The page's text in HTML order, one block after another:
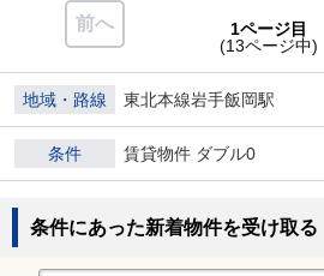
前へ
1ページ目
(13ページ中)
地域・路線 東北本線岩手飯岡駅
条件 賃貸物件 ダブル0
条件にあった新着物件を受け取る